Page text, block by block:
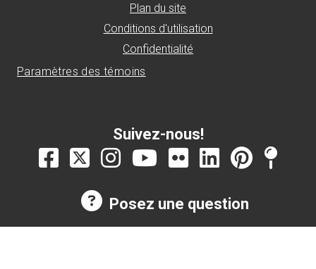
Plan du site
Conditions d'utilisation
Confidentialité
Paramètres des témoins
Suivez-nous!
Posez une question